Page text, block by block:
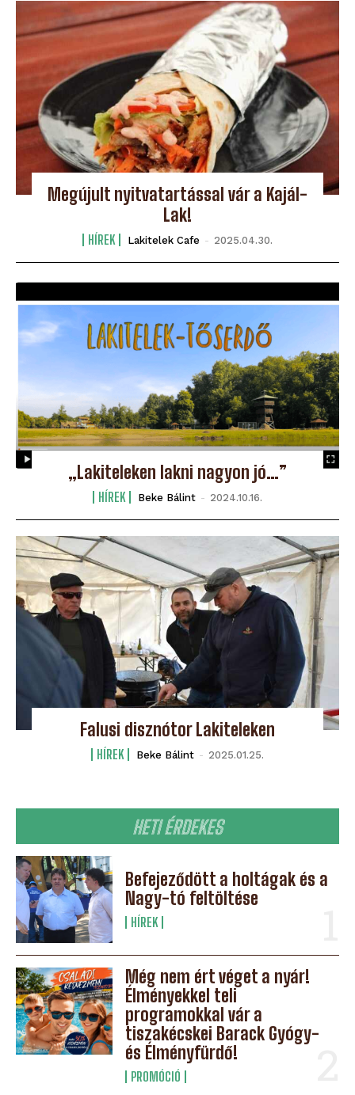
HETI ÉRDEKES
Befejeződött a holtágak és a
Nagy-tó feltöltése
HÍREK
Még nem ért véget a nyár!
Élményekkel teli
programokkal vár a
tiszakécskei Barack Gyógy-
és Élményfürdő!
PROMÓCIÓ
Megújult nyitvatartással vár a Kajál-
Lak!
HÍREK Lakitelek Cafe - 2025.04.30.
„Lakiteleken lakni nagyon jó…”
HÍREK Beke Bálint - 2024.10.16.
Falusi disznótor Lakiteleken
HÍREK Beke Bálint - 2025.01.25.